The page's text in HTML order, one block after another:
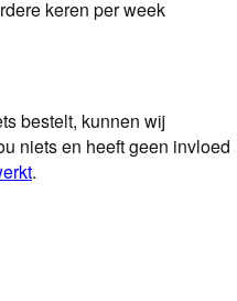
keren per week
bestelt, kunnen wij
niets en heeft geen invloed
.